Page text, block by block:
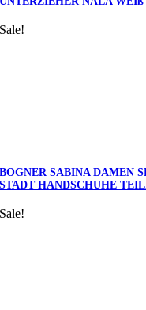
Sale!
BOGNER SABINA DAMEN
STADT HANDSCHUHE
Sale!